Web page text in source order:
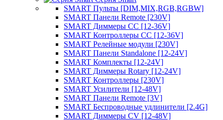
SMART Пульты [DIM,MIX,RGB,RGBW]
SMART Панели Remote [230V]
SMART Диммеры CC [12-36V]
SMART Контроллеры CC [12-36V]
SMART Релейные модули [230V]
SMART Панели Standalone [12-24V]
SMART Комплекты [12-24V]
SMART Диммеры Rotary [12-24V]
SMART Контроллеры [230V]
SMART Усилители [12-48V]
SMART Панели Remote [3V]
SMART Беспроводные удлинители [2.4G]
SMART Диммеры CV [12-48V]